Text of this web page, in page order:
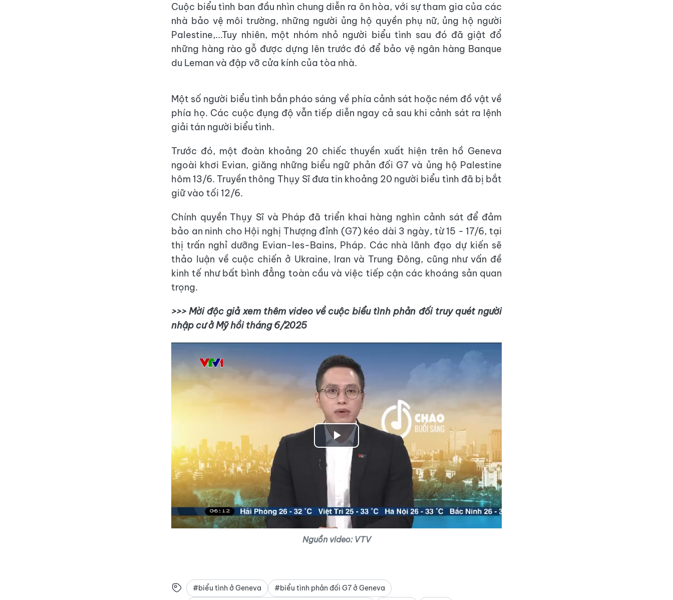
Cuộc biểu tình ban đầu nhìn chung diễn ra ôn hòa, với sự tham gia của các
nhà bảo vệ môi trường, những người ủng hộ quyền phụ nữ, ủng hộ người
Palestine,...Tuy nhiên, một nhóm nhỏ người biểu tình sau đó đã giật đổ
những hàng rào gỗ được dựng lên trước đó để bảo vệ ngân hàng Banque
du Leman và đập vỡ cửa kính của tòa nhà.
Một số người biểu tình bắn pháo sáng về phía cảnh sát hoặc ném đồ vật về
phía họ. Các cuộc đụng độ vẫn tiếp diễn ngay cả sau khi cảnh sát ra lệnh
giải tán người biểu tình.
Trước đó, một đoàn khoảng 20 chiếc thuyền xuất hiện trên hồ Geneva
ngoài khơi Evian, giăng những biểu ngữ phản đối G7 và ủng hộ Palestine
hôm 13/6. Truyền thông Thụy Sĩ đưa tin khoảng 20 người biểu tình đã bị bắt
giữ vào tối 12/6.
Chính quyền Thụy Sĩ và Pháp đã triển khai hàng nghìn cảnh sát để đảm
bảo an ninh cho Hội nghị Thượng đỉnh (G7) kéo dài 3 ngày, từ 15 - 17/6, tại
thị trấn nghỉ dưỡng Evian-les-Bains, Pháp. Các nhà lãnh đạo dự kiến sẽ
thảo luận về cuộc chiến ở Ukraine, Iran và Trung Đông, cũng như vấn đề
kinh tế như bất bình đẳng toàn cầu và việc tiếp cận các khoáng sản quan
trọng.
>>> Mời độc giả xem thêm video về cuộc biểu tình phản đối truy quét người
nhập cư ở Mỹ hồi tháng 6/2025
Play
Video
Nguồn video: VTV
#biểu tình ở Geneva
#biểu tình phản đối G7 ở Geneva